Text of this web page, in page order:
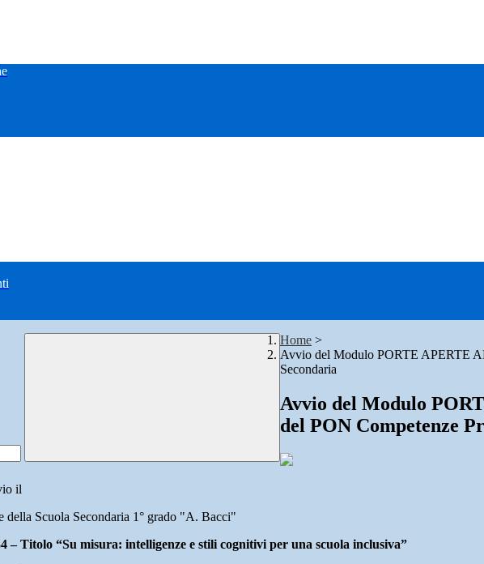
Home >
Avvio del Modulo PORTE APERTE
Secondaria
Avvio del Modulo
del PON Competenze
il
della Scuola Secondaria 1° grado "A. Bacci"
Titolo “Su misura: intelligenze e stili cognitivi per una scuola inclusiva”